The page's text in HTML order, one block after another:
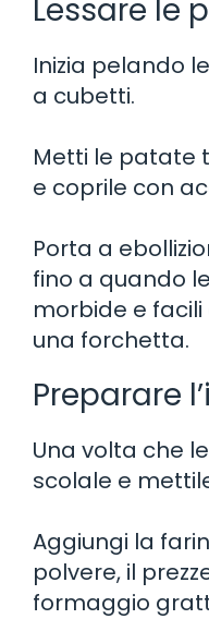
Lessare le
Inizia pelando
a cubetti.
Metti le patate
e coprile con
Porta a
fino a quando
morbide e
una forchetta.
Preparare
Una volta che
scolale e
Aggiungi la
polvere, il
formaggio